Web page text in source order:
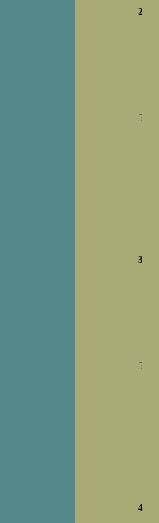
2
5
3
5
4